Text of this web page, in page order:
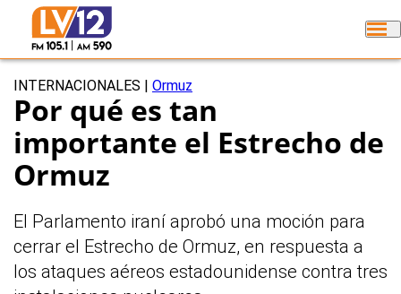
INTERNACIONALES Ormuz
Por qué es tan
importante el Estrecho de
Ormuz
El Parlamento iraní aprobó una moción para
cerrar el Estrecho de Ormuz, en respuesta a
los ataques aéreos estadounidense contra tres